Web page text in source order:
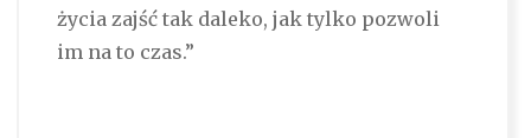
życia zajść tak daleko, jak tylko pozwoli
im na to czas.”